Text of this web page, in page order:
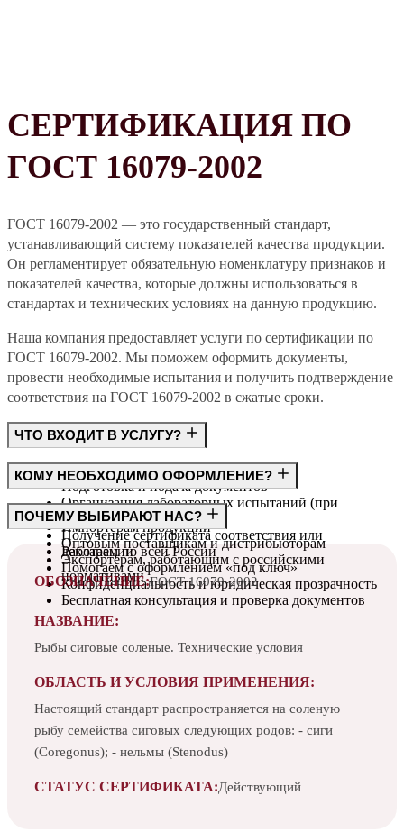
СЕРТИФИКАЦИЯ ПО
ГОСТ 16079-2002
ГОСТ 16079-2002 — это государственный стандарт,
устанавливающий систему показателей качества продукции.
Он регламентирует обязательную номенклатуру признаков и
показателей качества, которые должны использоваться в
стандартах и технических условиях на данную продукцию.
Наша компания предоставляет услуги по сертификации по
ГОСТ 16079-2002. Мы поможем оформить документы,
провести необходимые испытания и получить подтверждение
соответствия на ГОСТ 16079-2002 в сжатые сроки.
ЧТО ВХОДИТ В УСЛУГУ?
Консультация по требованиям ГОСТ
Подготовка и подача документов
Организация лабораторных испытаний (при
необходимости)
Получение сертификата соответствия или
декларации
КОМУ НЕОБХОДИМО ОФОРМЛЕНИЕ?
Производителям
Импортёрам продукции
Оптовым поставщикам и дистрибьюторам
Экспортёрам, работающим с российскими
нормативами
ПОЧЕМУ ВЫБИРАЮТ НАС?
Работаем по всей России
Помогаем с оформлением «под ключ»
Конфиденциальность и юридическая прозрачность
Бесплатная консультация и проверка документов
ОБОЗНАЧЕНИЕ:ГОСТ 16079-2002
НАЗВАНИЕ:
Рыбы сиговые соленые. Технические условия
ОБЛАСТЬ И УСЛОВИЯ ПРИМЕНЕНИЯ:
Настоящий стандарт распространяется на соленую
рыбу семейства сиговых следующих родов: - сиги
(Coregonus); - нельмы (Stenodus)
СТАТУС СЕРТИФИКАТА:Действующий